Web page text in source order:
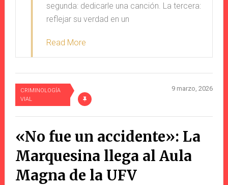
segunda: dedicarle una canción. La tercera:
reflejar su verdad en un
Read More
CRIMINOLOGÍA
VIAL
9 marzo, 2026
«No fue un accidente»: La
Marquesina llega al Aula
Magna de la UFV